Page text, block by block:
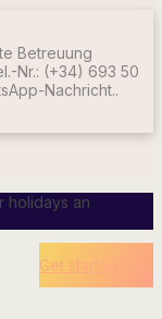
Betreuung
Nr.: (+34) 693 50
Nachricht..
holidays an
Get started now